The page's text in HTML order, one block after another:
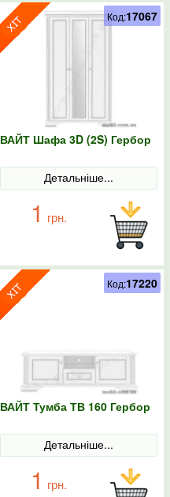
ВАЙТ Шафа 3D (2S) Гербор
Детальніше...
1 грн.
Код:17067
ВАЙТ Тумба ТВ 160 Гербор
Детальніше...
1 грн.
Код:17220